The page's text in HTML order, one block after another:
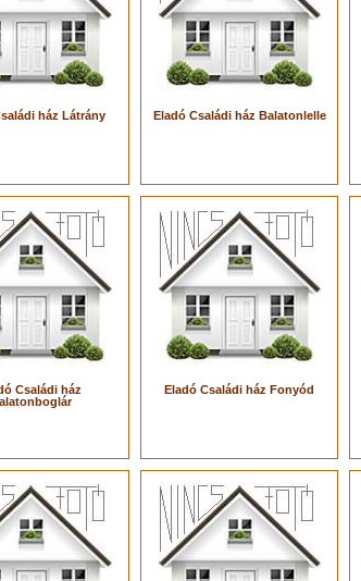
ház Látrány Eladó Családi ház Balatonlelle
Családi ház
Eladó Családi ház Fonyód